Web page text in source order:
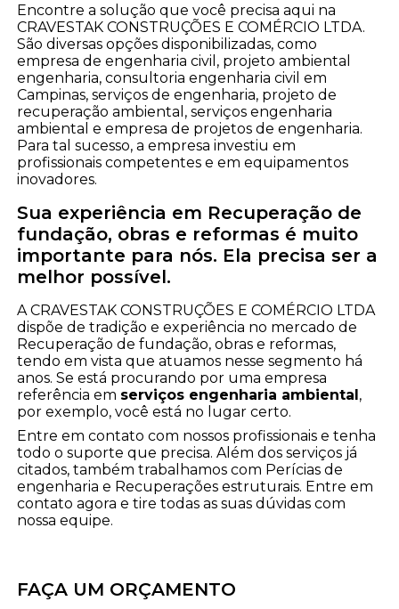
Encontre a solução que você precisa aqui na
CRAVESTAK CONSTRUÇÕES E COMÉRCIO LTDA.
São diversas opções disponibilizadas, como
empresa de engenharia civil, projeto ambiental
engenharia, consultoria engenharia civil em
Campinas, serviços de engenharia, projeto de
recuperação ambiental, serviços engenharia
ambiental e empresa de projetos de engenharia.
Para tal sucesso, a empresa investiu em
profissionais competentes e em equipamentos
inovadores.
Sua experiência em Recuperação de
fundação, obras e reformas é muito
importante para nós. Ela precisa ser a
melhor possível.
A CRAVESTAK CONSTRUÇÕES E COMÉRCIO LTDA
dispõe de tradição e experiência no mercado de
Recuperação de fundação, obras e reformas,
tendo em vista que atuamos nesse segmento há
anos. Se está procurando por uma empresa
referência em serviços engenharia ambiental,
por exemplo, você está no lugar certo.
Entre em contato com nossos profissionais e tenha
todo o suporte que precisa. Além dos serviços já
citados, também trabalhamos com Perícias de
engenharia e Recuperações estruturais. Entre em
contato agora e tire todas as suas dúvidas com
nossa equipe.
FAÇA UM ORÇAMENTO